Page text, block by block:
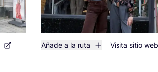
Añade a la ruta Visita sitio web